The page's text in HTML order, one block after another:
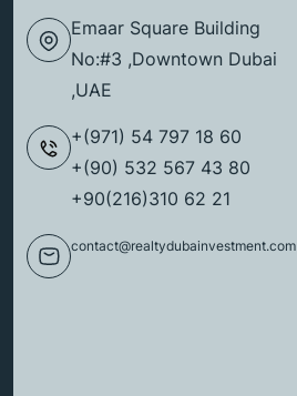
Emaar Square Building
No:#3 ,Downtown Dubai
,UAE
+(971) 54 797 18 60
+(90) 532 567 43 80
+90(216)310 62 21
contact@realtydubainvestment.com